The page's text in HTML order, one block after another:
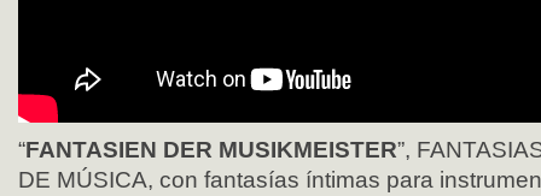
“FANTASIEN DER MUSIKMEISTER”,
DE MÚSICA, con fantasías íntimas para